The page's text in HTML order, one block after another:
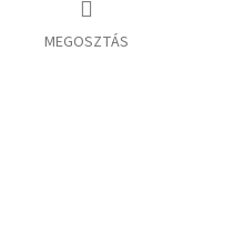
MEGOSZTÁS